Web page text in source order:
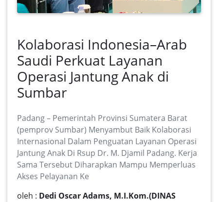
Kolaborasi Indonesia–Arab
Saudi Perkuat Layanan
Operasi Jantung Anak di
Sumbar
Padang – Pemerintah Provinsi Sumatera Barat
(pemprov Sumbar) Menyambut Baik Kolaborasi
Internasional Dalam Penguatan Layanan Operasi
Jantung Anak Di Rsup Dr. M. Djamil Padang. Kerja
Sama Tersebut Diharapkan Mampu Memperluas
Akses Pelayanan Ke
oleh : Dedi Oscar Adams, M.I.Kom.(DINAS